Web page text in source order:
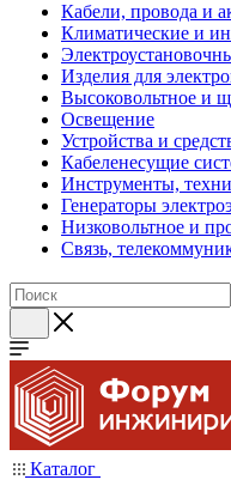
Кабели, провода и
Климатические и
Изделия для
Высоковольтное и
Освещение
Устройства и
Кабеленесущие
Инструменты,
Генераторы
Низковольтное и
Связь,
Каталог